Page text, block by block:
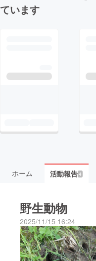
ています
ホーム 活動報告4
野生動物
2025/11/15 16:24